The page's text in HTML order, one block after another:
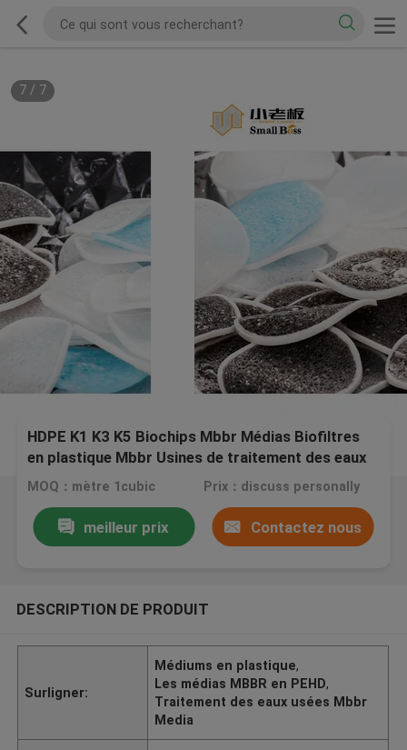
7/ 7
HDPE K1 K3 K5 Biochips Mbbr Médias Biofiltres
en plastique Mbbr Usines de traitement des eaux
usées
MOQ：mètre 1cubic Prix：discuss personally
meilleur prix Contactez nous
DESCRIPTION DE PRODUIT
Surligner:
Médiums en plastique,
Les médias MBBR en PEHD,
Traitement des eaux usées Mbbr
Media